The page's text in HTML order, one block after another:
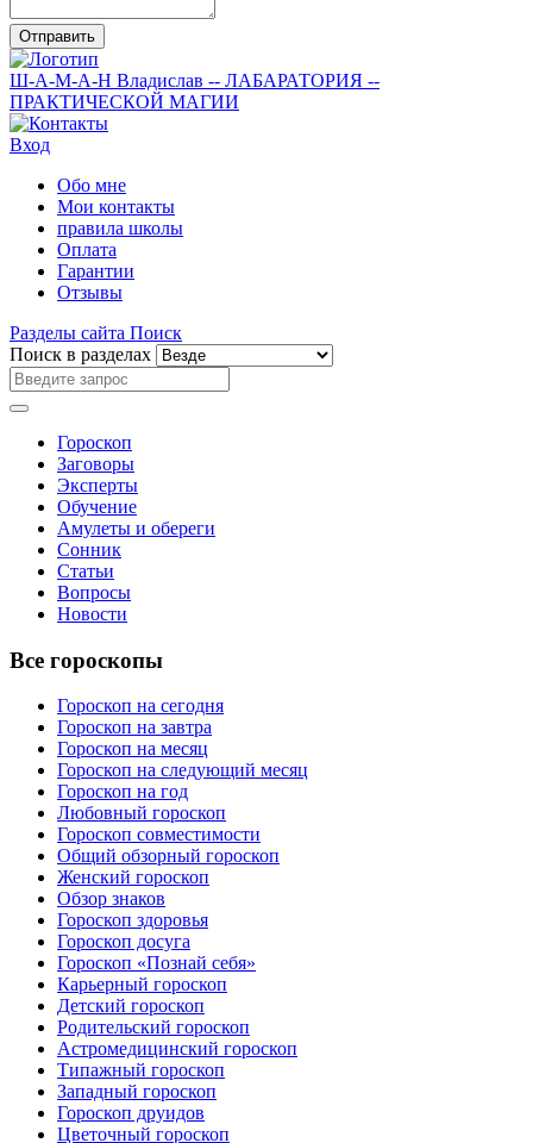
Отправить
Ш-А-М-А-Н Владислав -- ЛАБАРАТОРИЯ --
ПРАКТИЧЕСКОЙ МАГИИ
Вход
Обо мне
Мои контакты
правила школы
Оплата
Гарантии
Отзывы
Разделы сайта Поиск
Поиск в разделах
Гороскоп
Заговоры
Эксперты
Обучение
Амулеты и обереги
Сонник
Статьи
Вопросы
Новости
Все гороскопы
Гороскоп на сегодня
Гороскоп на завтра
Гороскоп на месяц
Гороскоп на следующий месяц
Гороскоп на год
Любовный гороскоп
Гороскоп совместимости
Общий обзорный гороскоп
Женский гороскоп
Обзор знаков
Гороскоп здоровья
Гороскоп досуга
Гороскоп «Познай себя»
Карьерный гороскоп
Детский гороскоп
Родительский гороскоп
Астромедицинский гороскоп
Типажный гороскоп
Западный гороскоп
Гороскоп друидов
Цветочный гороскоп